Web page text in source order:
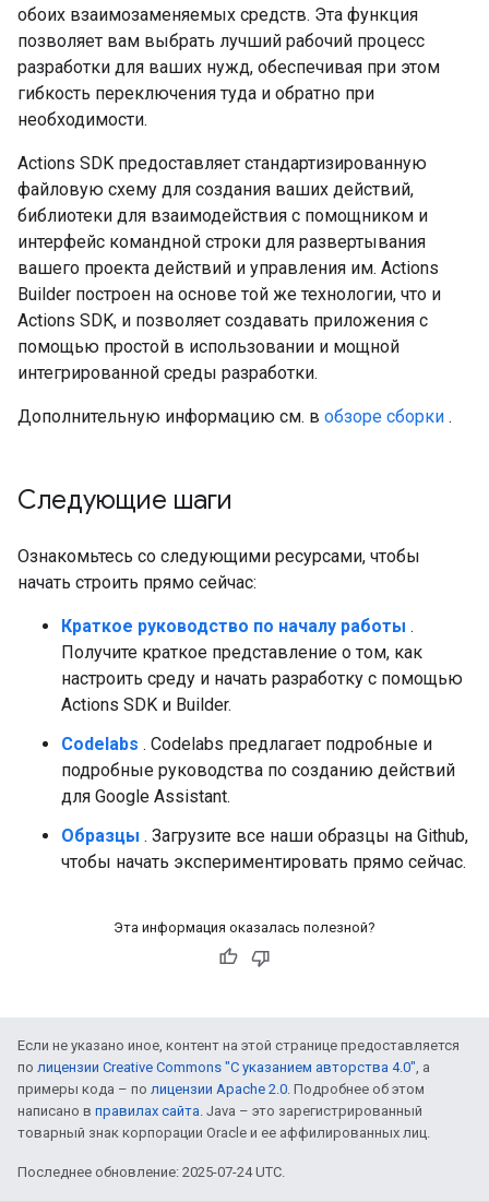
обоих взаимозаменяемых средств. Эта функция
позволяет вам выбрать лучший рабочий процесс
разработки для ваших нужд, обеспечивая при этом
гибкость переключения туда и обратно при
необходимости.
Actions SDK предоставляет стандартизированную
файловую схему для создания ваших действий,
библиотеки для взаимодействия с помощником и
интерфейс командной строки для развертывания
вашего проекта действий и управления им. Actions
Builder построен на основе той же технологии, что и
Actions SDK, и позволяет создавать приложения с
помощью простой в использовании и мощной
интегрированной среды разработки.
Дополнительную информацию см. в обзоре сборки .
Следующие шаги
Ознакомьтесь со следующими ресурсами, чтобы
начать строить прямо сейчас:
Краткое руководство по началу работы .
Получите краткое представление о том, как
настроить среду и начать разработку с помощью
Actions SDK и Builder.
Codelabs . Codelabs предлагает подробные и
подробные руководства по созданию действий
для Google Assistant.
Образцы . Загрузите все наши образцы на Github,
чтобы начать экспериментировать прямо сейчас.
Эта информация оказалась полезной?
Если не указано иное, контент на этой странице предоставляется
по лицензии Creative Commons "С указанием авторства 4.0" , а
примеры кода – по лицензии Apache 2.0 . Подробнее об этом
написано в правилах сайта . Java – это зарегистрированный
товарный знак корпорации Oracle и ее аффилированных лиц.
Последнее обновление: 2025-07-24 UTC.